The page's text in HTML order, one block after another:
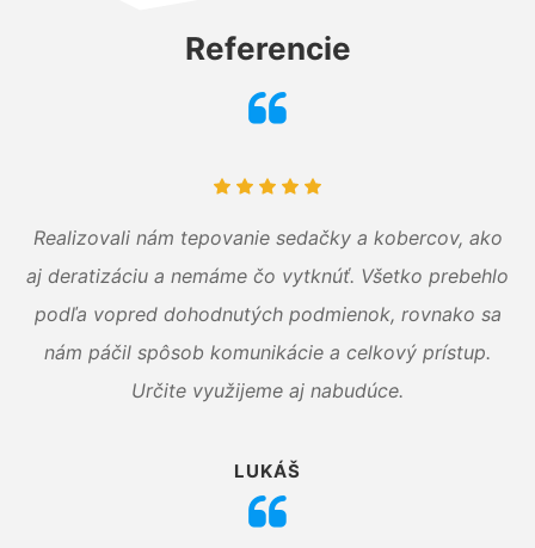
Referencie
Realizovali nám tepovanie sedačky a kobercov, ako
aj deratizáciu a nemáme čo vytknúť. Všetko prebehlo
podľa vopred dohodnutých podmienok, rovnako sa
nám páčil spôsob komunikácie a celkový prístup.
Určite využijeme aj nabudúce.
LUKÁŠ